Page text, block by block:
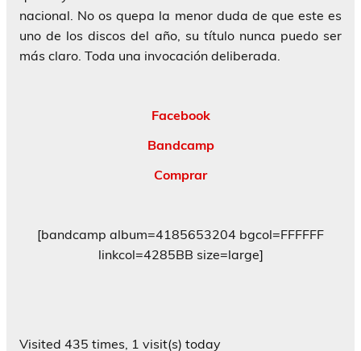
nacional. No os quepa la menor duda de que este es
uno de los discos del año, su título nunca puedo ser
más claro. Toda una invocación deliberada.
Facebook
Bandcamp
Comprar
[bandcamp album=4185653204 bgcol=FFFFFF
linkcol=4285BB size=large]
Visited 435 times, 1 visit(s) today